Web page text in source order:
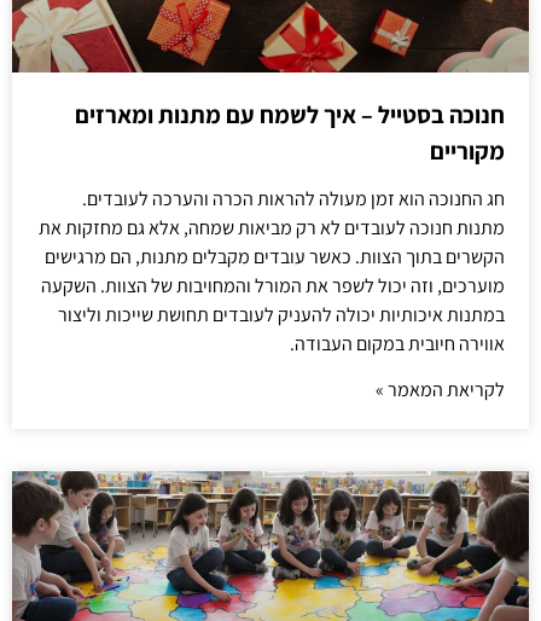
חנוכה בסטייל – איך לשמח עם מתנות ומארזים
מקוריים
חג החנוכה הוא זמן מעולה להראות הכרה והערכה לעובדים.
מתנות חנוכה לעובדים לא רק מביאות שמחה, אלא גם מחזקות את
הקשרים בתוך הצוות. כאשר עובדים מקבלים מתנות, הם מרגישים
מוערכים, וזה יכול לשפר את המורל והמחויבות של הצוות. השקעה
במתנות איכותיות יכולה להעניק לעובדים תחושת שייכות וליצור
אווירה חיובית במקום העבודה.
לקריאת המאמר »